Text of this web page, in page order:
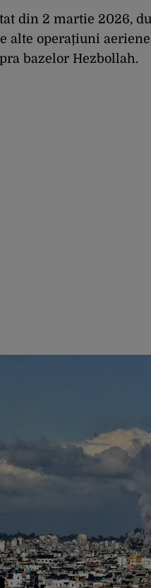
din 2 martie 2026,
alte operațiuni
bazelor Hezbollah.